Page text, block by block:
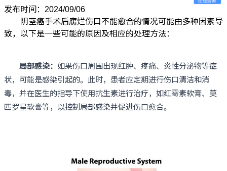
发布时间：2024/09/06
阴茎癌手术后腐烂伤口不能愈合的情况可能由多种因素导
致，以下是一些可能的原因及相应的处理方法：
局部感染： 如果伤口周围出现红肿、疼痛、炎性分泌物等症
状，可能是感染引起的。此时，患者应定期进行伤口清洁和消
毒，并在医生的指导下使用抗生素进行治疗，如红霉素软膏、莫
匹罗星软膏等，以控制局部感染并促进伤口愈合。